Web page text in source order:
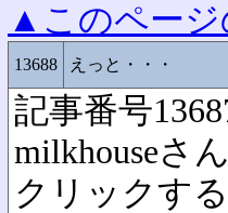
▲このページ
13688 えっと・・・
記事番号
milkhouseさ
クリックす